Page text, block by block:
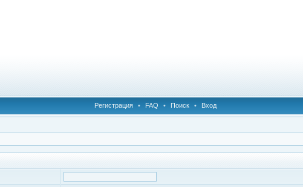
Регистрация • FAQ • Поиск • Вход